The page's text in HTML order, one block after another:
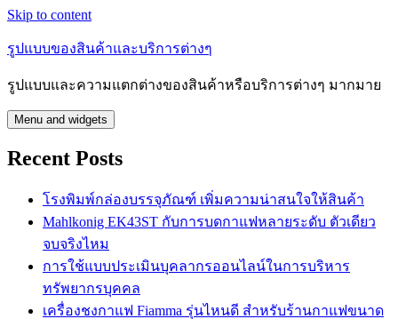
Skip to content
รูปแบบของสินค้าและบริการต่างๆ
รูปแบบและความแตกต่างของสินค้าหรือบริการต่างๆ มากมาย
Menu and widgets
Recent Posts
โรงพิมพ์กล่องบรรจุภัณฑ์ เพิ่มความน่าสนใจให้สินค้า
Mahlkonig EK43ST กับการบดกาแฟหลายระดับ ตัวเดียว
จบจริงไหม
การใช้แบบประเมินบุคลากรออนไลน์ในการบริหาร
ทรัพยากรบุคคล
เครื่องชงกาแฟ Fiamma รุ่นไหนดี สำหรับร้านกาแฟขนาด